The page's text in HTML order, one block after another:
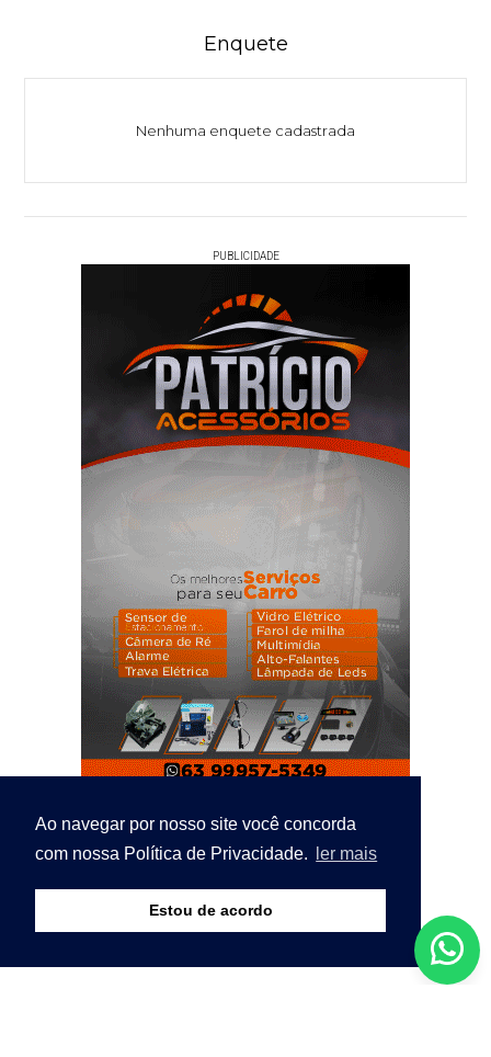
Ao navegar por nosso site você concorda
com nossa Política de Privacidade.
ler mais
Estou de acordo
Enquete
Nenhuma enquete cadastrada
PUBLICIDADE